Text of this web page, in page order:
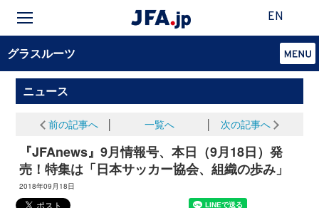
EN
グラスルーツ
ニュース
前の記事へ 一覧へ 次の記事へ
『JFAnews』9月情報号、本日（9月18日）発
売！特集は「日本サッカー協会、組織の歩み」
2018年09月18日